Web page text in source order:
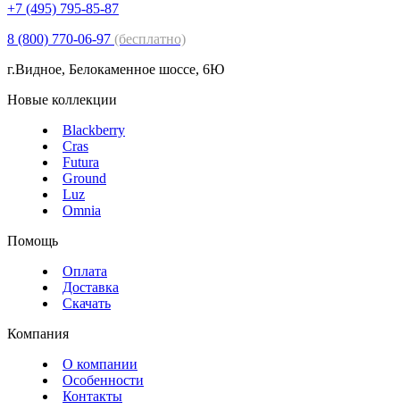
+7 (495) 795-85-87
8 (800) 770-06-97 (бесплатно)
г.Видное, Белокаменное шоссе, 6Ю
Новые коллекции
Blackberry
Cras
Futura
Ground
Luz
Omnia
Помощь
Оплата
Доставка
Скачать
Компания
О компании
Особенности
Контакты